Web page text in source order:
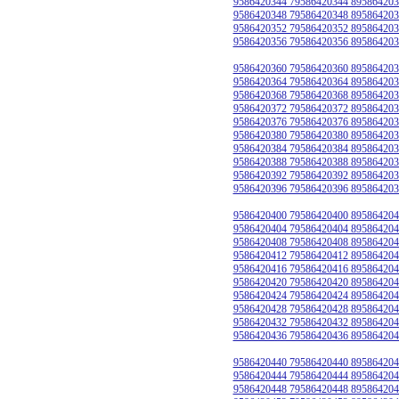
9586420348 79586420348
9586420352 79586420352
9586420356 79586420356
9586420360 79586420360
9586420364 79586420364
9586420368 79586420368
9586420372 79586420372
9586420376 79586420376
9586420380 79586420380
9586420384 79586420384
9586420388 79586420388
9586420392 79586420392
9586420396 79586420396
9586420400 79586420400
9586420404 79586420404
9586420408 79586420408
9586420412 79586420412
9586420416 79586420416
9586420420 79586420420
9586420424 79586420424
9586420428 79586420428
9586420432 79586420432
9586420436 79586420436
9586420440 79586420440
9586420444 79586420444
9586420448 79586420448